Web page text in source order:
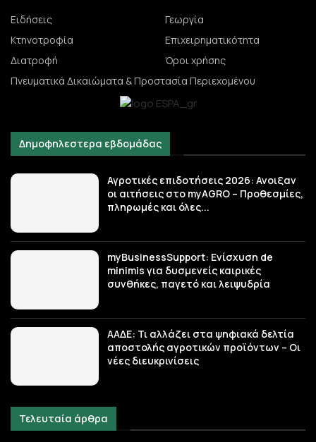
Ειδήσεις
Γεωργία
Κτηνοτροφία
Επιχειρηματικότητα
Διατροφή
Όροι χρήσης
Πνευματικά Δικαιώματα & Προστασία Περιεχομένου
Δημοφηλεστερα εβδομάδας
Αγροτικές επιδοτήσεις 2026: Ανοιξαν
οι αιτήσεις στο myAGRO – Προθεσμίες,
πληρωμές και όλες...
myBusinessSupport: Ενίσχυση de
minimis για δυσμενείς καιρικές
συνθήκες, παγετό και λειψυδρία
ΑΑΔΕ: Τι αλλάζει στα ψηφιακά δελτία
αποστολής αγροτικών προϊόντων – Οι
νέες διευκρινίσεις
Τελευταία άρθρα